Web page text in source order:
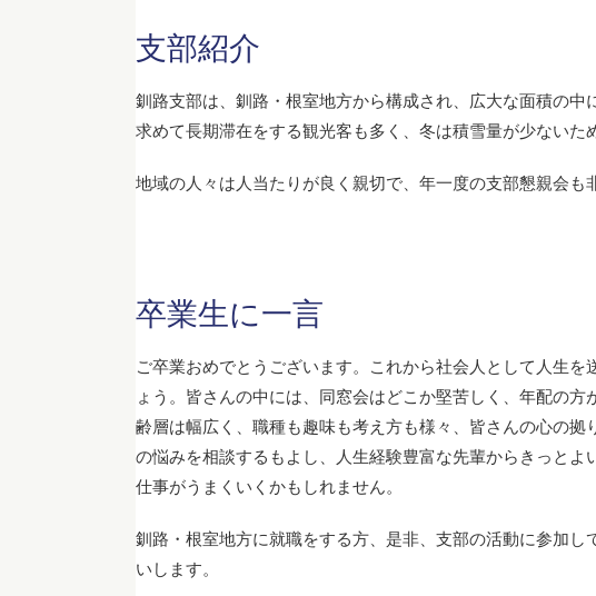
支部紹介
釧路支部は、釧路・根室地方から構成され、広大な面積の
求めて長期滞在をする観光客も多く、冬は積雪量が少ないた
地域の人々は人当たりが良く親切で、年一度の支部懇親会も
卒業生に一言
ご卒業おめでとうございます。これから社会人として人生
ょう。皆さんの中には、同窓会はどこか堅苦しく、年配の
齢層は幅広く、職種も趣味も考え方も様々、皆さんの心の
の悩みを相談するもよし、人生経験豊富な先輩からきっと
仕事がうまくいくかもしれません。
釧路・根室地方に就職をする方、是非、支部の活動に参加
いします。